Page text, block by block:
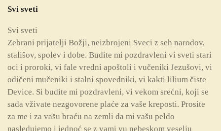
Svi sveti
Svi sveti
Zebrani prijatelji Božji, neizbrojeni Sveci z seh narodov,
stališov, spolev i dobe. Budite mi pozdravleni vi sveti stari
oci i proroki, vi fale vredni apoštoli i vučeniki Jezušovi, vi
odičeni mučeniki i stalni spovedniki, vi kakti lilium čiste
Device. Si budite mi pozdravleni, vi vekom srećni, koji se
sada vživate nezgovorene plaće za vaše kreposti. Prosite
za me i za vašu braću na zemli da mi vašu peldo
nasledujemo i jednoć se z vami vu nebeskom veselju